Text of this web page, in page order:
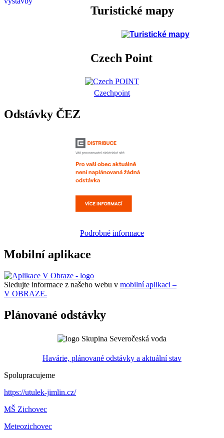
Turistické mapy
Czech Point
Czechpoint
Odstávky ČEZ
Podrobné informace
Mobilní aplikace
Sledujte informace z našeho webu v mobilní aplikaci –
V OBRAZE.
Plánované odstávky
Havárie, plánované odstávky a aktuální stav
Spolupracujeme
https://utulek-jimlin.cz/
MŠ Zichovec
Meteozichovec